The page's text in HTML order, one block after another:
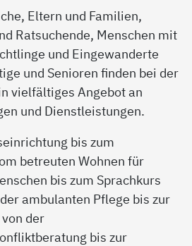
Eltern und Familien,
Ratsuchende, Menschen mit
und Eingewanderte
und Senioren finden bei der
vielfältiges Angebot an
und Dienstleistungen.
bis zum
betreuten Wohnen für
bis zum Sprachkurs
ambulanten Pflege bis zur
der
bis zur